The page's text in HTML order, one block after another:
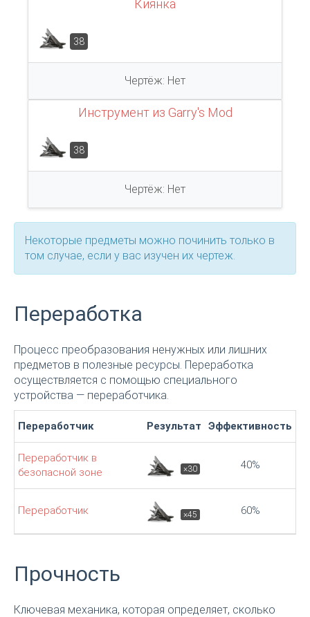
Киянка
38
Чертёж: Нет
Инструмент из Garry's Mod
38
Чертёж: Нет
Некоторые предметы можно починить только в
том случае, если у вас изучен их чертеж.
Переработка
Процесс преобразования ненужных или лишних
предметов в полезные ресурсы. Переработка
осуществляется с помощью специального
устройства — переработчика.
Переработчик Результат Эффективность
Переработчик в
безопасной зоне
×30 40%
Переработчик ×45 60%
Прочность
Ключевая механика, которая определяет, сколько